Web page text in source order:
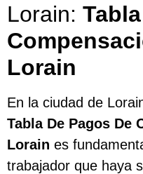
Lorain:
Lorain
En la ciudad de
Tabla De Pagos De
Lorain es
trabajador que haya